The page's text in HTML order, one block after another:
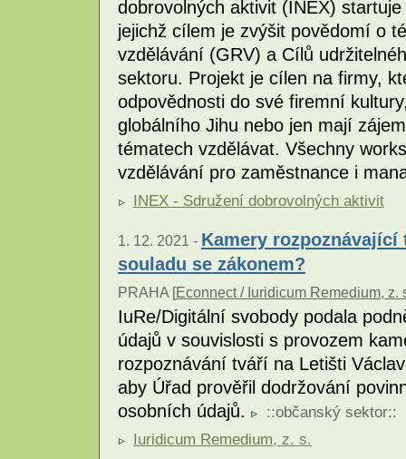
dobrovolných aktivit (INEX)
jejichž cílem je zvýšit povědomí o
vzdělávání (GRV) a Cílů
sektoru. Projekt je cílen na firmy,
odpovědnosti do své firemní
globálního Jihu nebo jen mají
tématech vzdělávat. Všechny
vzdělávání pro zaměstnance i
INEX - Sdružení dobrovolných aktivit
1. 12. 2021 - Kamery
souladu se zákonem?
PRAHA [ Econnect / Iuridicum Remedium, z.
IuRe/Digitální svobody podala
údajů v souvislosti s provozem
rozpoznávání tváří na Letišti
aby Úřad prověřil dodržování
osobních údajů.
::občanský sektor::
Iuridicum Remedium, z. s.